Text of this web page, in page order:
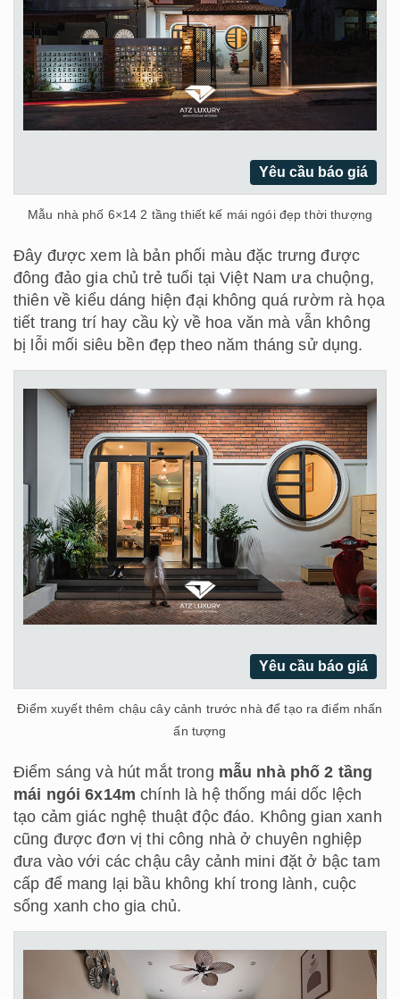
Yêu cầu báo giá
Mẫu nhà phố 6×14 2 tầng thiết kế mái ngói đẹp thời thượng
Đây được xem là bản phối màu đặc trưng được
đông đảo gia chủ trẻ tuổi tại Việt Nam ưa chuộng,
thiên về kiểu dáng hiện đại không quá rườm rà họa
tiết trang trí hay cầu kỳ về hoa văn mà vẫn không
bị lỗi mối siêu bền đẹp theo năm tháng sử dụng.
Yêu cầu báo giá
Điểm xuyết thêm chậu cây cảnh trước nhà để tạo ra điểm nhấn
ấn tượng
Điểm sáng và hút mắt trong mẫu nhà phố 2 tầng
mái ngói 6x14m chính là hệ thống mái dốc lệch
tạo cảm giác nghệ thuật độc đáo. Không gian xanh
cũng được đơn vị thi công nhà ở chuyên nghiệp
đưa vào với các chậu cây cảnh mini đặt ở bậc tam
cấp để mang lại bầu không khí trong lành, cuộc
sống xanh cho gia chủ.